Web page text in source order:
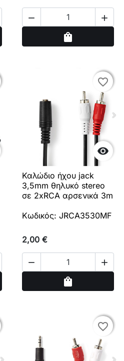
 
shopping_bag

favorite_border
favorite_border
Καλώδιο ήχου jack
3,5mm θηλυκό stereo
σε 2xRCA αρσενικά 3m
Κωδικός: JRCA3530MF
2,00 €
 
shopping_bag
favorite_border
favorite_border